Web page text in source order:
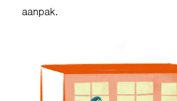
aanpak.